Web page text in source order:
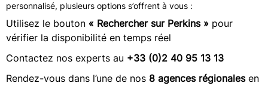
personnalisé, plusieurs options s’offrent à vous :
Utilisez le bouton « Rechercher sur Perkins » pour
vérifier la disponibilité en temps réel
Contactez nos experts au +33 (0)2 40 95 13 13
Rendez-vous dans l’une de nos 8 agences régionalesen